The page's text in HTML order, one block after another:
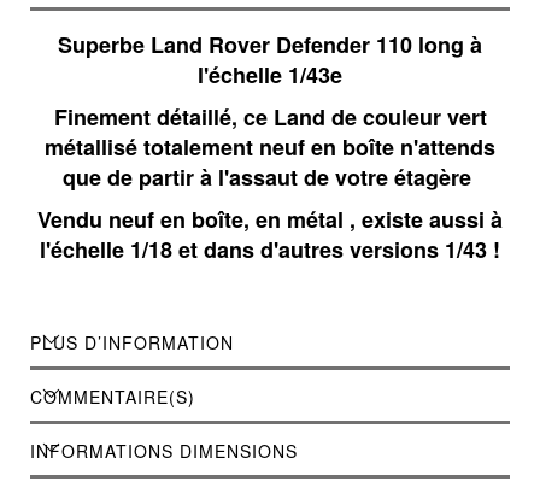
Superbe Land Rover Defender 110 long à
l'échelle 1/43e
Finement détaillé, ce Land de couleur vert
métallisé totalement neuf en boîte n'attends
que de partir à l'assaut de votre étagère
Vendu neuf en boîte, en métal , existe aussi à
l'échelle 1/18 et dans d'autres versions 1/43 !
PLUS D’INFORMATION
COMMENTAIRE(S)
INFORMATIONS DIMENSIONS